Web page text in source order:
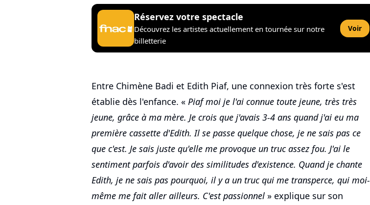
Réservez votre spectacle
Découvrez les artistes actuellement en tournée sur notre
billetterie
Voir
Entre Chimène Badi et Edith Piaf, une connexion très forte s'est
établie dès l'enfance. « Piaf moi je l'ai connue toute jeune, très très
jeune, grâce à ma mère. Je crois que j'avais 3-4 ans quand j'ai eu ma
première cassette d'Edith. Il se passe quelque chose, je ne sais pas ce
que c'est. Je sais juste qu'elle me provoque un truc assez fou. J'ai le
sentiment parfois d'avoir des similitudes d'existence. Quand je chante
Edith, je ne sais pas pourquoi, il y a un truc qui me transperce, qui moi-
même me fait aller ailleurs. C'est passionnel » explique sur son